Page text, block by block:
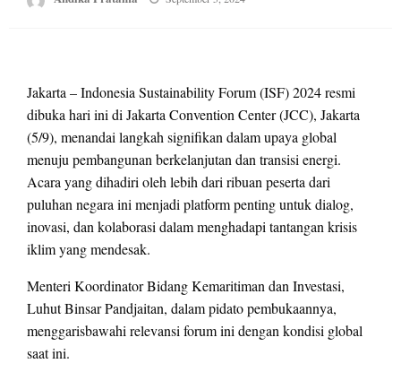
Jakarta – Indonesia Sustainability Forum (ISF) 2024 resmi
dibuka hari ini di Jakarta Convention Center (JCC), Jakarta
(5/9), menandai langkah signifikan dalam upaya global
menuju pembangunan berkelanjutan dan transisi energi.
Acara yang dihadiri oleh lebih dari ribuan peserta dari
puluhan negara ini menjadi platform penting untuk dialog,
inovasi, dan kolaborasi dalam menghadapi tantangan krisis
iklim yang mendesak.
Menteri Koordinator Bidang Kemaritiman dan Investasi,
Luhut Binsar Pandjaitan, dalam pidato pembukaannya,
menggarisbawahi relevansi forum ini dengan kondisi global
saat ini.